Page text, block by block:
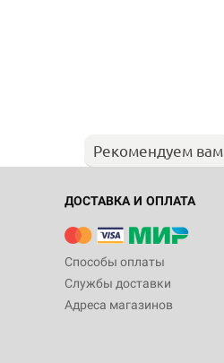
Рекомендуем вам
ДОСТАВКА И ОПЛАТА
Способы оплаты
Службы доставки
Адреса магазинов